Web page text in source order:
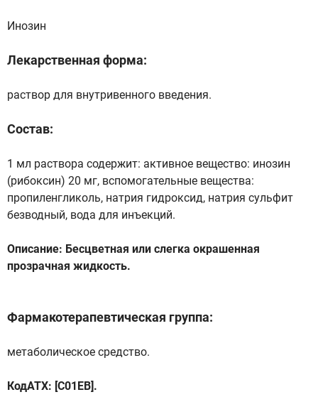
Инозин
Лекарственная форма:
раствор для внутривенного введения.
Состав:
1 мл раствора содержит: активное вещество: инозин
(рибоксин) 20 мг, вспомогательные вещества:
пропиленгликоль, натрия гидроксид, натрия сульфит
безводный, вода для инъекций.
Описание: Бесцветная или слегка окрашенная
прозрачная жидкость.
Фармакотерапевтическая группа:
метаболическое средство.
КодАТХ: [С01ЕВ].